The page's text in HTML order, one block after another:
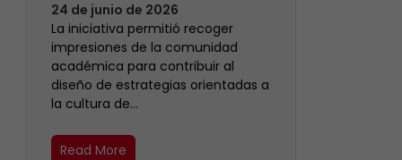
24 de junio de 2026
La iniciativa permitió recoger
impresiones de la comunidad
académica para contribuir al
diseño de estrategias orientadas a
la cultura de…
Read More